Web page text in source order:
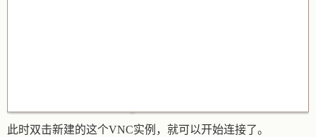
此时双击新建的这个VNC实例，就可以开始连接了。